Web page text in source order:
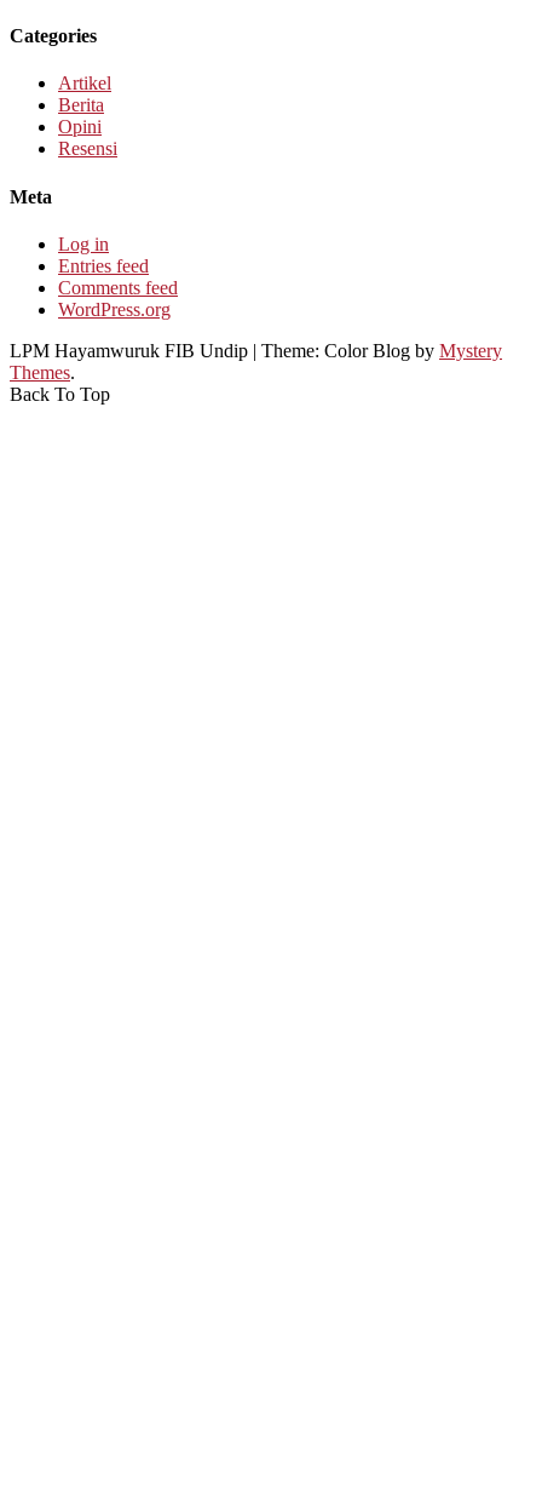
Categories
Artikel
Berita
Opini
Resensi
Meta
Log in
Entries feed
Comments feed
WordPress.org
LPM Hayamwuruk FIB Undip | Theme: Color Blog by Mystery
Themes.
Back To Top